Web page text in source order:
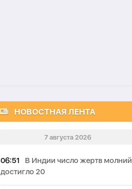
НОВОСТНАЯ ЛЕНТА
7 августа 2026
06:51
В Индии число жертв молний
достигло 20